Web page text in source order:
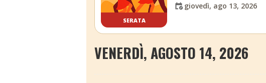
SERATA
giovedì, ago 13, 2026
VENERDÌ, AGOSTO 14, 2026